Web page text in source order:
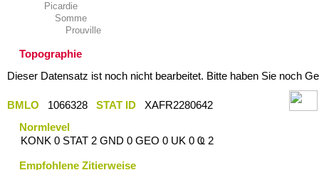
Picardie
Somme
Prouville
Topographie
Dieser Datensatz ist noch nicht bearbeitet. Bitte haben Sie noch
BMLO 1066328 STAT ID
XAFR2280642
Normlevel
KONK 0 STAT 2 GND 0 GEO 0 UK 0 Ҩ 2
Empfohlene Zitierweise